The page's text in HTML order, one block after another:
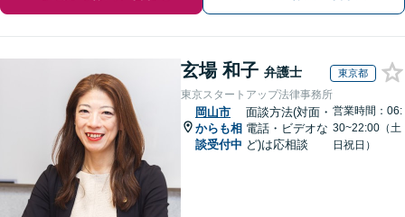
玄場 和子 弁護士 東京都
東京スタートアップ法律事務所
岡山市
からも相
談受付中
面談方法(対面・
電話・ビデオな
ど)は応相談
営業時間：06:
30~22:00（土
日祝日）